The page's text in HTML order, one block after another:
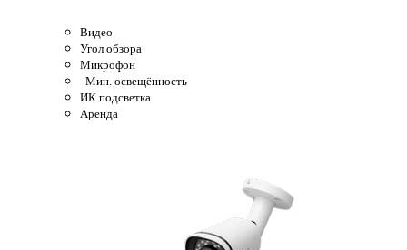
Видео
Угол обзора
Микрофон
Мин. освещённость
ИК подсветка
Аренда